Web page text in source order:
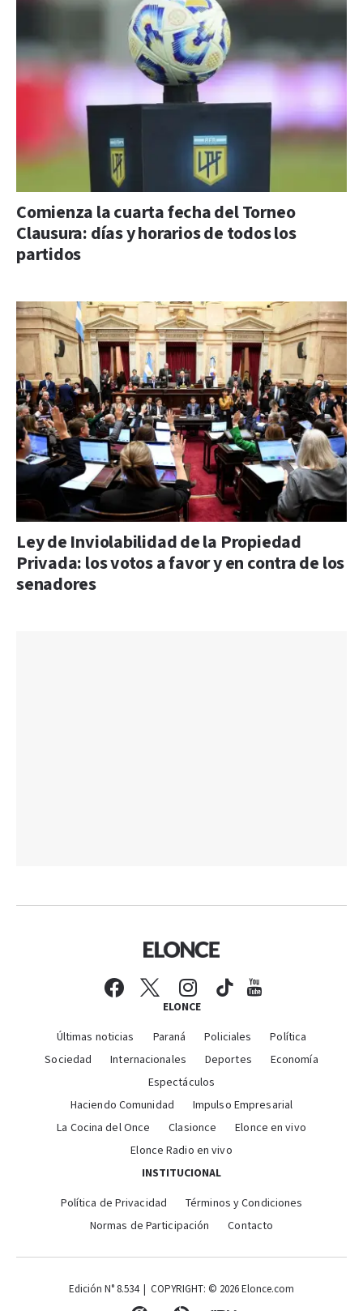
Comienza la cuarta fecha del Torneo
Clausura: días y horarios de todos los
partidos
Ley de Inviolabilidad de la Propiedad
Privada: los votos a favor y en contra de los
senadores
ELONCE
Últimas noticias Paraná Policiales
Política
Sociedad
Internacionales Deportes
Economía
Espectáculos
Haciendo Comunidad
Impulso Empresarial
La Cocina del Once
Clasionce
Elonce en vivo
Elonce Radio en vivo
INSTITUCIONAL
Política de Privacidad
Términos y Condiciones
Normas de Participación
Contacto
Edición N° 8.534 | COPYRIGHT: © 2026 Elonce.com